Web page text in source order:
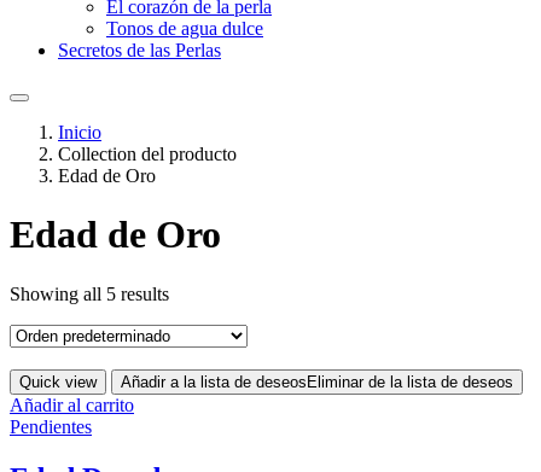
El corazón de la perla
Tonos de agua dulce
Secretos de las Perlas
Inicio
Collection del producto
Edad de Oro
Edad de Oro
Showing all 5 results
Quick view Añadir a la lista de deseos Eliminar de la lista de deseos
Añadir al carrito
Pendientes